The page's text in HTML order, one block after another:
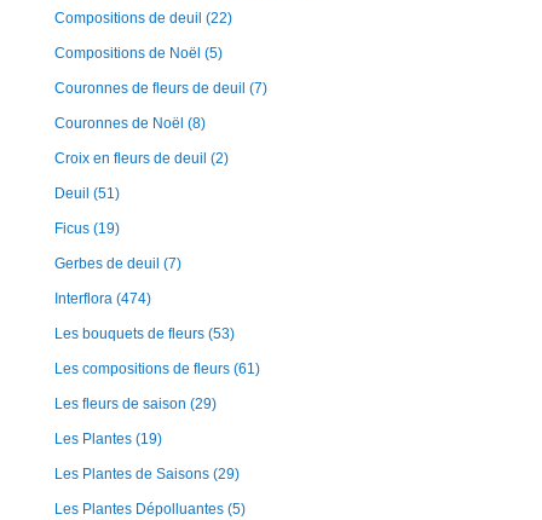
Compositions de deuil (22)
Compositions de Noël (5)
Couronnes de fleurs de deuil (7)
Couronnes de Noël (8)
Croix en fleurs de deuil (2)
Deuil (51)
Ficus (19)
Gerbes de deuil (7)
Interflora (474)
Les bouquets de fleurs (53)
Les compositions de fleurs (61)
Les fleurs de saison (29)
Les Plantes (19)
Les Plantes de Saisons (29)
Les Plantes Dépolluantes (5)